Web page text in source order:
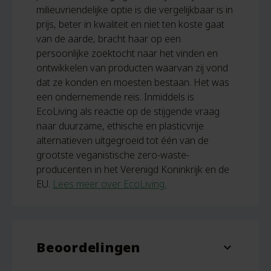
milieuvriendelijke optie is die vergelijkbaar is in
prijs, beter in kwaliteit en niet ten koste gaat
van de aarde, bracht haar op een
persoonlijke zoektocht naar het vinden en
ontwikkelen van producten waarvan zij vond
dat ze konden en moesten bestaan. Het was
een ondernemende reis. Inmiddels is
EcoLiving als reactie op de stijgende vraag
naar duurzame, ethische en plasticvrije
alternatieven uitgegroeid tot één van de
grootste veganistische zero-waste-
producenten in het Verenigd Koninkrijk en de
EU. Lees meer over EcoLiving.
Beoordelingen expand_more